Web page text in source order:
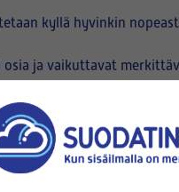
kyllä hyvinkin
ja vaikuttavat
saadaan
55 % (= M6)